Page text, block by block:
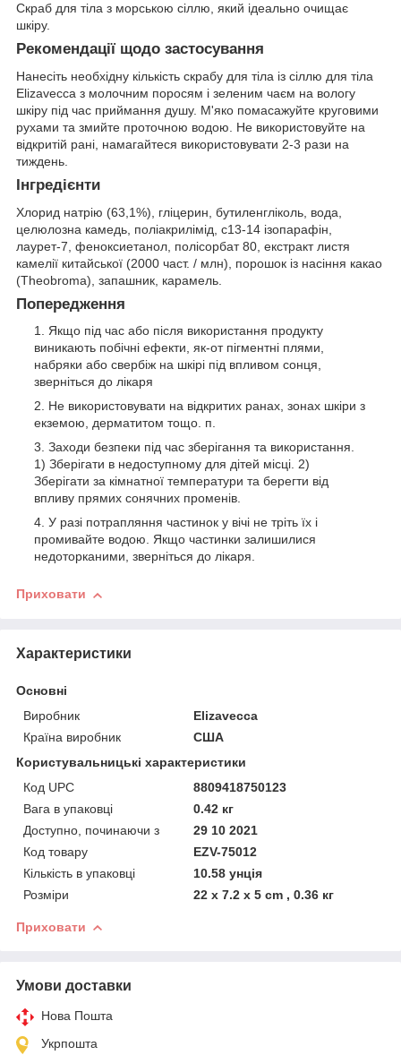
Скраб для тіла з морською сіллю, який ідеально очищає
шкіру.
Рекомендації щодо застосування
Нанесіть необхідну кількість скрабу для тіла із сіллю для тіла
Elizavecca з молочним поросям і зеленим чаєм на вологу
шкіру під час приймання душу. М'яко помасажуйте круговими
рухами та змийте проточною водою. Не використовуйте на
відкритій рані, намагайтеся використовувати 2-3 рази на
тиждень.
Інгредієнти
Хлорид натрію (63,1%), гліцерин, бутиленгліколь, вода,
целюлозна камедь, поліакрилімід, c13-14 ізопарафін,
лаурет-7, феноксиетанол, полісорбат 80, екстракт листя
камелії китайської (2000 част. / млн), порошок із насіння какао
(Theobroma), запашник, карамель.
Попередження
Якщо під час або після використання продукту
виникають побічні ефекти, як-от пігментні плями,
набряки або свербіж на шкірі під впливом сонця,
зверніться до лікаря
Не використовувати на відкритих ранах, зонах шкіри з
екземою, дерматитом тощо. п.
Заходи безпеки під час зберігання та використання.
1) Зберігати в недоступному для дітей місці. 2)
Зберігати за кімнатної температури та берегти від
впливу прямих сонячних променів.
У разі потрапляння частинок у вічі не тріть їх і
промивайте водою. Якщо частинки залишилися
недоторканими, зверніться до лікаря.
Приховати
Характеристики
Основні
Виробник
Elizavecca
Країна виробник
США
Користувальницькі характеристики
Код UPC
8809418750123
Вага в упаковці
0.42 кг
Доступно, починаючи з
29 10 2021
Код товару
EZV-75012
Кількість в упаковці
10.58 унція
Розміри
22 x 7.2 x 5 cm , 0.36 кг
Приховати
Умови доставки
Нова Пошта
Укрпошта